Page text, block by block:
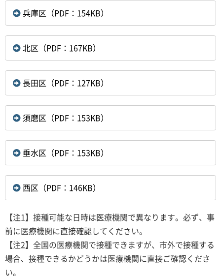
兵庫区（PDF：154KB）
北区（PDF：167KB）
長田区（PDF：127KB）
須磨区（PDF：153KB）
垂水区（PDF：153KB）
西区（PDF：146KB）
【注1】接種可能な日時は医療機関で異なります。必ず、事
前に医療機関に直接確認してください。
【注2】全国の医療機関で接種できますが、市外で接種する
場合、接種できるかどうかは医療機関に直接ご確認くださ
い。